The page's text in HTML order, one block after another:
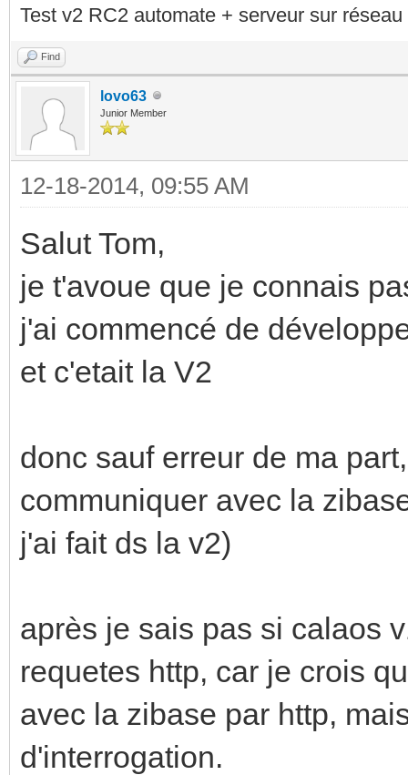
Test v2 RC2 automate + serveur sur
Find
lovo63
Junior Member
12-18-2014, 09:55 AM
Salut Tom,
je t'avoue que je connais
j'ai commencé de
et c'etait la V2
donc sauf erreur de ma
communiquer avec la
j'ai fait ds la v2)
après je sais pas si calaos
requetes http, car je crois
avec la zibase par http,
d'interrogation.